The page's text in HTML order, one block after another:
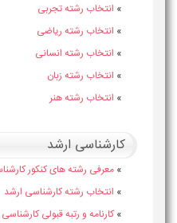
» انتخاب رشته تجربی
» انتخاب رشته ریاضی
» انتخاب رشته انسانی
» انتخاب رشته زبان
» انتخاب رشته هنر
کارشناسی ارشد
» معرفی رشته های کنکور
» انتخاب رشته کارشناسی ارشد
» کارنامه و رتبه قبولی